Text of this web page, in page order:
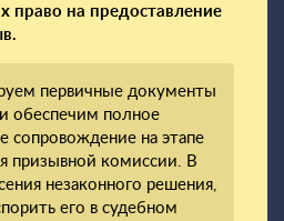
право на предоставление
первичные документы
обеспечим полное
сопровождение на этапе
призывной комиссии. В
незаконного решения,
его в судебном